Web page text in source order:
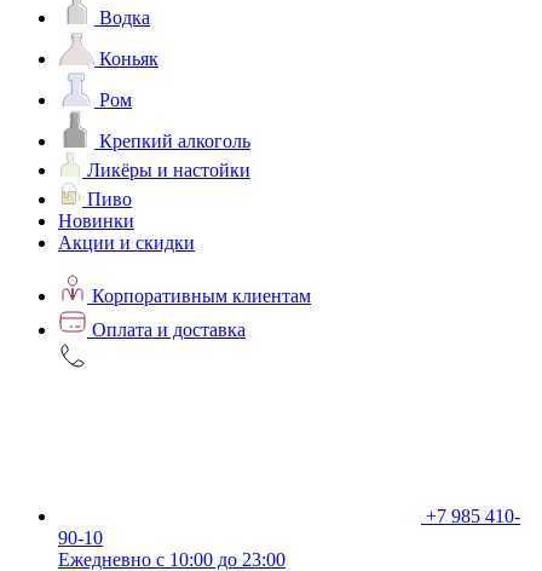
Водка
Коньяк
Ром
Крепкий алкоголь
Ликёры и настойки
Пиво
Новинки
Акции и скидки
Корпоративным клиентам
Оплата и доставка
+7 985 410-
90-10
Ежедневно с 10:00 до 23:00